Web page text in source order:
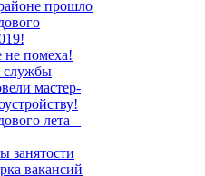
прошло
не помеха!
службы
мастер-
лета –
занятости
вакансий